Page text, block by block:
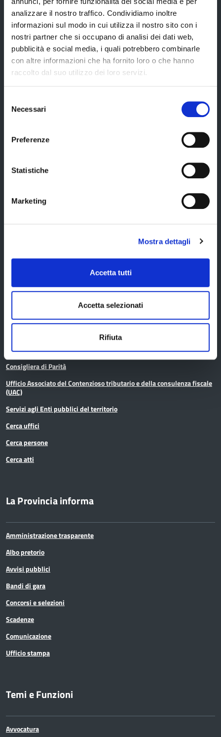
analizzare il nostro traffico. Condividiamo inoltre
informazioni sul modo in cui utilizza il nostro sito con i
nostri partner che si occupano di analisi dei dati web,
pubblicità e social media, i quali potrebbero combinarle
con altre informazioni che ha fornito loro o che hanno
raccolto dal suo utilizzo dei loro servizi.
delNecessari
Preferenze
Statistiche
Marketing
Mostra dettagli
Accetta tutti
Accetta selezionati
Rifiuta
Amministrazione
Organi di governo
Elezioni Provinciali del 29/09/2024
Elezioni provinciali – Archivio
Uffici e orari
CUG – Comitato Unico di Garanzia per le Pari Opportunità
Strumenti di Tutela Amministrativa e Giurisdizionale
Archivio e Biblioteca
Consigliera di Parità
Ufficio Associato del Contenzioso tributario e della consulenza fiscale
(UAC)
Servizi agli Enti pubblici del territorio
Cerca uffici
Cerca persone
Cerca atti
La Provincia informa
Amministrazione trasparente
Albo pretorio
Avvisi pubblici
Bandi di gara
Concorsi e selezioni
Scadenze
Comunicazione
Ufficio stampa
Temi e Funzioni
Avvocatura